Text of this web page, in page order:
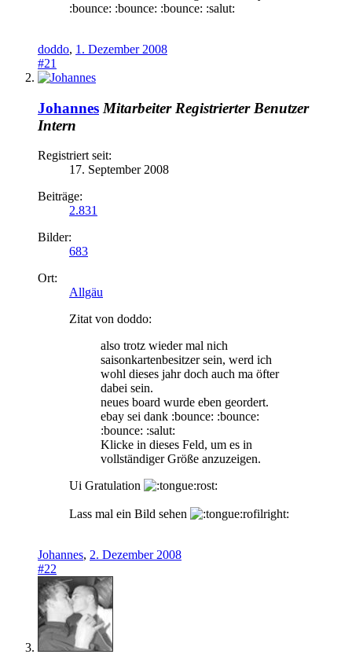
:bounce: :bounce: :bounce: :salut:
doddo, 1. Dezember 2008
#21
Johannes Mitarbeiter Registrierter Benutzer
Intern
Registriert seit:
17. September 2008
Beiträge:
2.831
Bilder:
683
Ort:
Allgäu
Zitat von doddo:
also trotz wieder mal nich
saisonkartenbesitzer sein, werd ich
wohl dieses jahr doch auch ma öfter
dabei sein.
neues board wurde eben geordert.
ebay sei dank :bounce: :bounce:
:bounce: :salut:
Klicke in dieses Feld, um es in
vollständiger Größe anzuzeigen.
Ui Gratulation
rost:
Lass mal ein Bild sehen rofilright:
Johannes, 2. Dezember 2008
#22